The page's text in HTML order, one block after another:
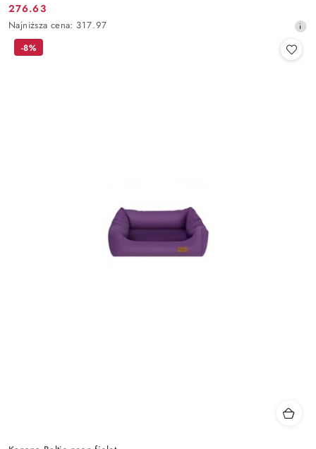
Cena
promocyjna:
276.63
Najniższa
cena
Najniższa cena: 317.97
-8%